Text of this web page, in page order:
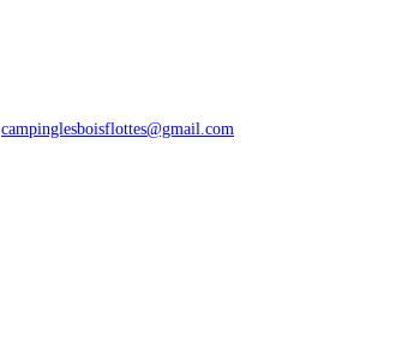
campinglesboisflottes@gmail.com